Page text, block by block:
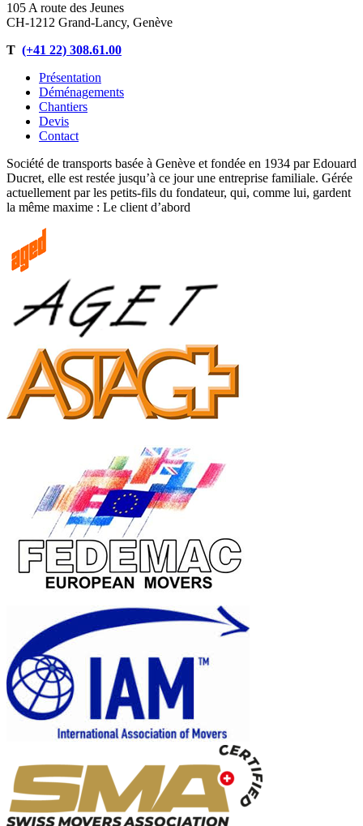
105 A route des Jeunes
CH-1212 Grand-Lancy, Genève
T (+41 22) 308.61.00
Présentation
Déménagements
Chantiers
Devis
Contact
Société de transports basée à Genève et fondée en 1934 par Edouard
Ducret, elle est restée jusqu’à ce jour une entreprise familiale. Gérée
actuellement par les petits-fils du fondateur, qui, comme lui, gardent
la même maxime : Le client d’abord